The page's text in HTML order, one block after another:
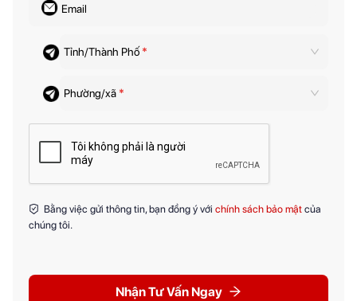
Email
Tỉnh/Thành Phố *
Phường/xã *
Bằng việc gửi thông tin, bạn đồng ý với chính sách bảo mật của
chúng tôi.
Nhận Tư Vấn Ngay